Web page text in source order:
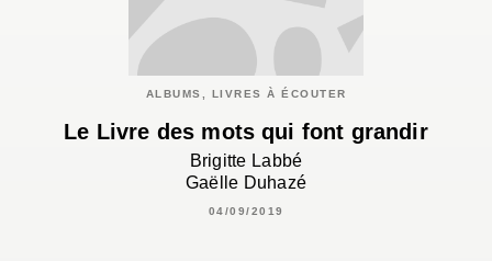
ALBUMS, LIVRES À ÉCOUTER
Le Livre des mots qui font grandir
Brigitte Labbé
Gaëlle Duhazé
04/09/2019